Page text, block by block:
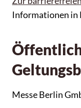
Informationen in
Messe Berlin